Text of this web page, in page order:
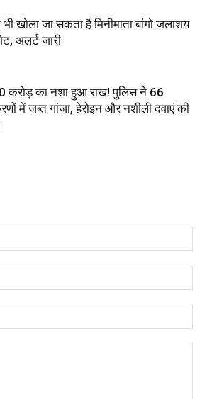
खोला जा सकता है मिनीमाता बांगो जलाशय
अलर्ट जारी
करोड़ का नशा हुआ राख! पुलिस ने 66
में जब्त गांजा, हेरोइन और नशीली दवाएं की